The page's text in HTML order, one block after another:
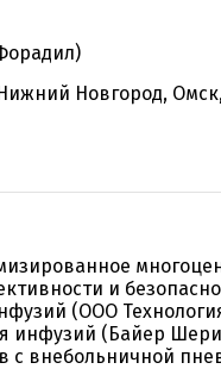
Новгород,
и
(ООО
инфузий (Байер
с внебольничной